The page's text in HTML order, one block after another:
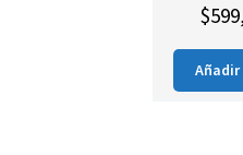
$